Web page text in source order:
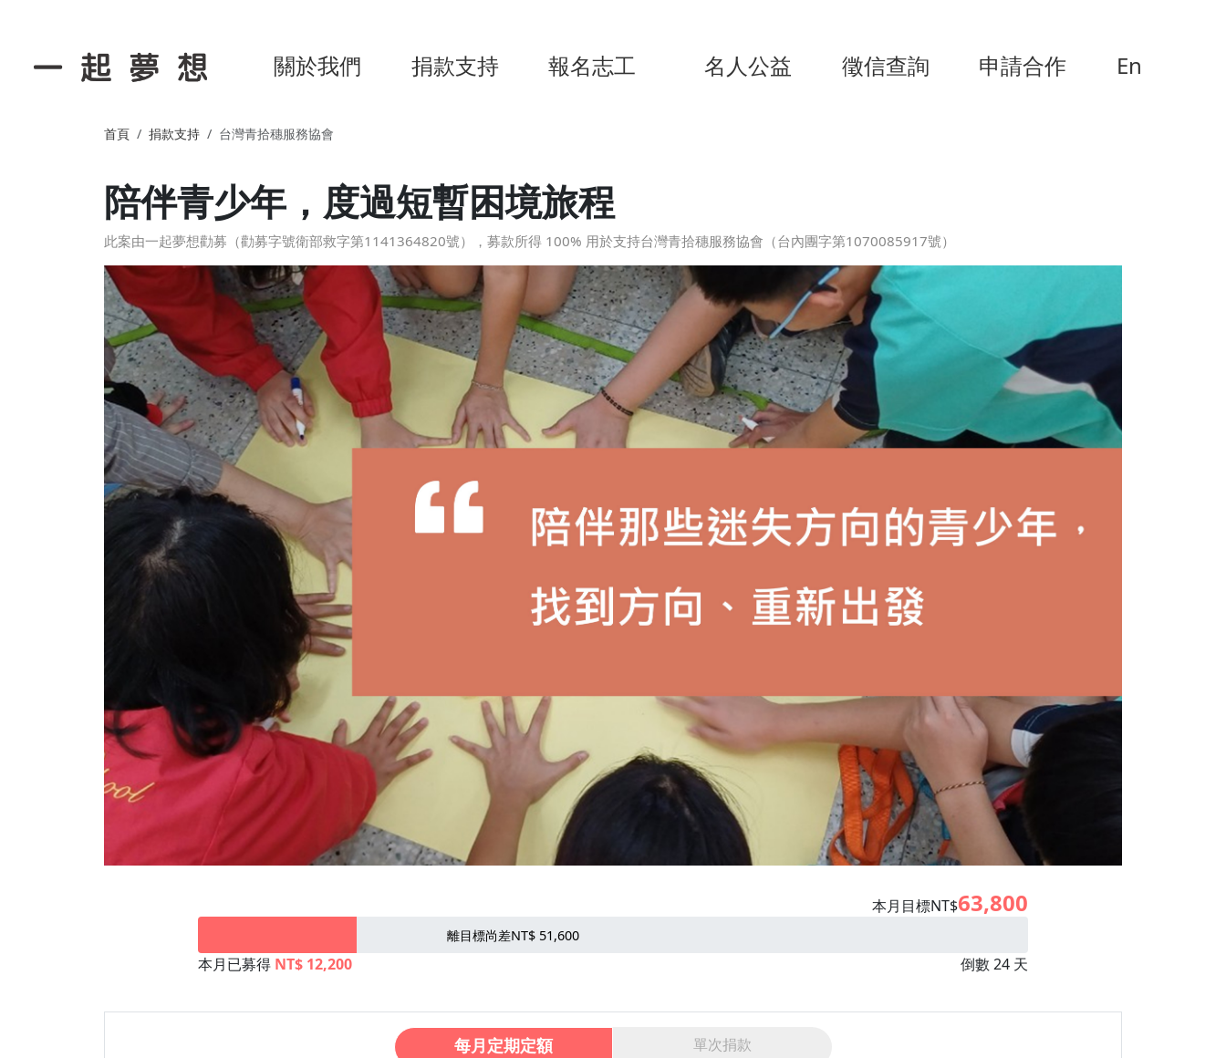
關於我們 捐款支持 報名志工 名人公益 徵信查詢 申請合作 En
首頁 捐款支持 台灣青拾穗服務協會
陪伴青少年，度過短暫困境旅程
此案由一起夢想勸募（勸募字號衛部救字第1141364820號），募款所得 100% 用於支持台灣青拾穗服務協會（台內團字第1070085917號）
本月目標NT$63,800
離目標尚差NT$ 51,600
本月已募得 NT$ 12,200 倒數 24 天
每月定期定額 單次捐款